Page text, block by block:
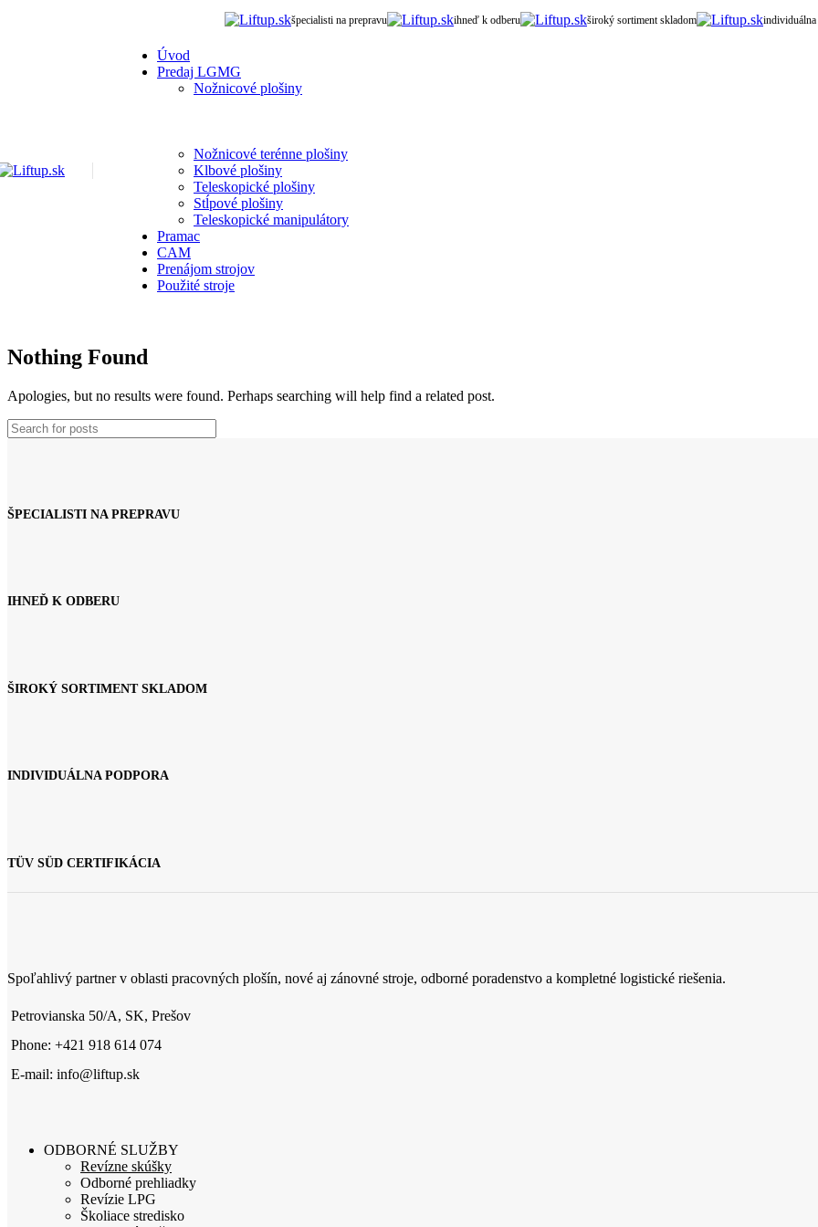
špecialisti na prepravu ihneď k odberu široký sortiment skladom
Úvod
Predaj LGMG
Nožnicové plošiny
Nožnicové terénne plošiny
Klbové plošiny
Teleskopické plošiny
Stĺpové plošiny
Teleskopické manipulátory
Pramac
CAM
Prenájom strojov
Použité stroje
Nothing Found
Apologies, but no results were found. Perhaps searching will help find a related post.
ŠPECIALISTI NA PREPRAVU
IHNEĎ K ODBERU
ŠIROKÝ SORTIMENT SKLADOM
INDIVIDUÁLNA PODPORA
TÜV SÜD CERTIFIKÁCIA
Spoľahlivý partner v oblasti pracovných plošín, nové aj zánovné stroje, odborné poradenstvo a kompletné logistické riešenia.
Petrovianska 50/A, SK, Prešov
Phone: +421 918 614 074
E-mail: info@liftup.sk
ODBORNÉ SLUŽBY
Revízne skúšky
Odborné prehliadky
Revízie LPG
Školiace stredisko